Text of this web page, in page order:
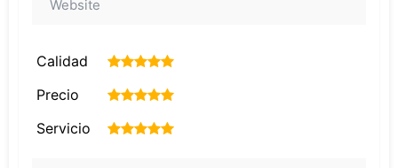
Calidad 5
4
3
2
Precio 5
4
3
2
Servicio 5
4
3
2